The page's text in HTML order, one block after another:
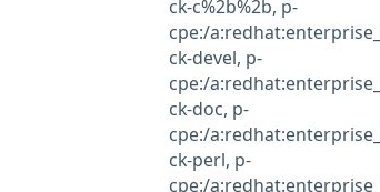
ck-c%2b%2b, p-
cpe:/
ck-devel, p-
cpe:/
ck-doc, p-
cpe:/
ck-perl, p-
cpe:/